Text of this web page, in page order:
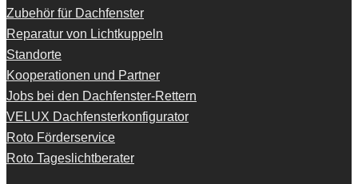
Zubehör für Dachfenster
Reparatur von Lichtkuppeln
Standorte
Kooperationen und Partner
Jobs bei den Dachfenster-Rettern
VELUX Dachfensterkonfigurator
Roto Förderservice
Roto Tageslichtberater